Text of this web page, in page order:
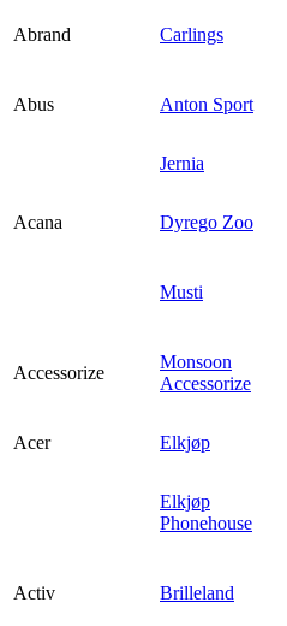
Abrand Carlings
Abus Anton Sport
Jernia
Acana Dyrego Zoo
Musti
Accessorize
Monsoon
Accessorize
Acer
Elkjøp
Elkjøp
Phonehouse
Activ Brilleland